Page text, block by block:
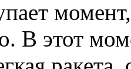
В этот